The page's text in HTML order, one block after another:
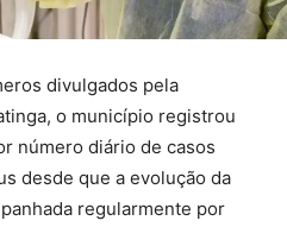
divulgados pela
o município registrou
número diário de casos
desde que a evolução da
regularmente por